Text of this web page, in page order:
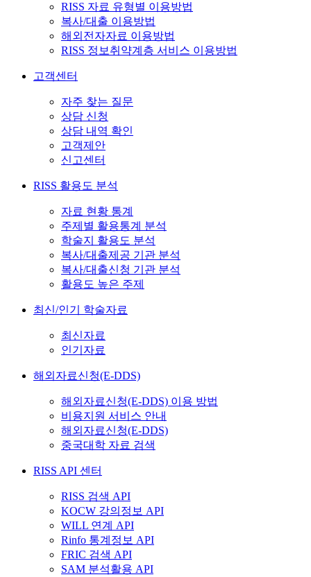
RISS 자료 유형별 이용방법
복사/대출 이용방법
해외전자자료 이용방법
RISS 정보취약계층 서비스 이용방법
고객센터
자주 찾는 질문
상담 신청
상담 내역 확인
고객제안
신고센터
RISS 활용도 분석
자료 현황 통계
주제별 활용통계 분석
학술지 활용도 분석
복사/대출제공 기관 분석
복사/대출신청 기관 분석
활용도 높은 주제
최신/인기 학술자료
최신자료
인기자료
해외자료신청(E-DDS)
해외자료신청(E-DDS) 이용 방법
비용지원 서비스 안내
해외자료신청(E-DDS)
중국대학 자료 검색
RISS API 센터
RISS 검색 API
KOCW 강의정보 API
WILL 연계 API
Rinfo 통계정보 API
FRIC 검색 API
SAM 분석활용 API